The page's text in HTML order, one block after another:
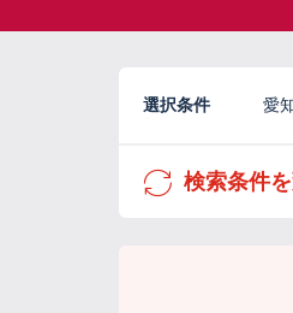
選択条件 愛
検索条件